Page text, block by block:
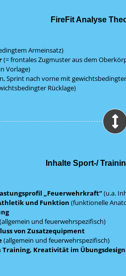
FireFit Analyse
Armeinsatz)
(= frontales Zugmuster aus dem
Vorlage)
Sprint nach vorne mit
Rücklage)
Inhalte Sport-/
„Feuerwehrkraft“(u.a.
und Funktion (funktionelle
(allgemein und feuerwehrspezifisch)
von Zusatzequipment
(allgemein und feuerwehrspezifisch)
Kreativität im Übungsdesign